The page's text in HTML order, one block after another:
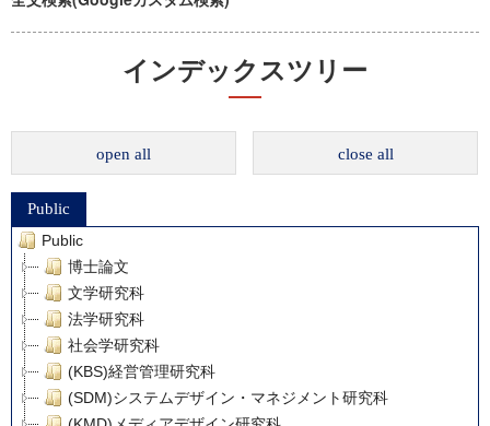
インデックスツリー
open all close all
Public
Public
博士論文
文学研究科
法学研究科
社会学研究科
(KBS)経営管理研究科
(SDM)システムデザイン・マネジメント研究科